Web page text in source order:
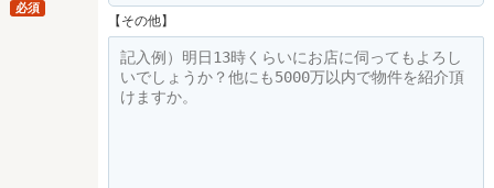
必須
【その他】